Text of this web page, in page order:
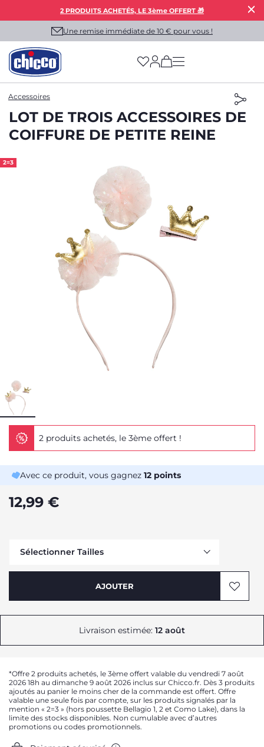
2 PRODUITS ACHETÉS, LE 3ème OFFERT 🎁
Une remise immédiate de 10 € pour vous !
(has more options
Accessoires
LOT DE TROIS ACCESSOIRES DE
COIFFURE DE PETITE REINE
2=3
2 produits achetés, le 3ème offert !
Avec ce produit, vous gagnez 12 points
12,99 €
Sélectionner Tailles
AJOUTER
Livraison estimée: 12 août
*Offre 2 produits achetés, le 3ème offert valable du vendredi 7 août
2026 18h au dimanche 9 août 2026 inclus sur Chicco.fr. Dès 3 produits
ajoutés au panier le moins cher de la commande est offert. Offre
valable une seule fois par compte, sur les produits signalés par la
mention « 2=3 » (hors poussette Bellagio 1, 2 et Como Lake), dans la
limite des stocks disponibles. Non cumulable avec d’autres
promotions ou codes promotionnels.